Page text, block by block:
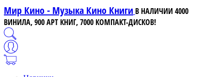
Мир Кино - Музыка Кино Книги В НАЛИЧИИ 4000
ВИНИЛА, 900 АРТ КНИГ, 7000 КОМПАКТ-ДИСКОВ!